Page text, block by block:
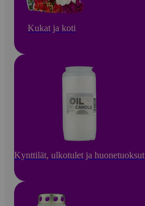
Kukat ja koti
Kynttilät, ulkotulet ja huonetuoksut